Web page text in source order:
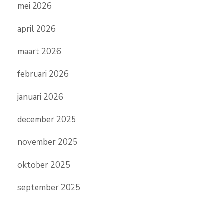
mei 2026
april 2026
maart 2026
februari 2026
januari 2026
december 2025
november 2025
oktober 2025
september 2025